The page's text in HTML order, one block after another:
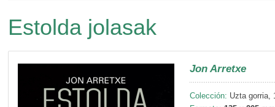
Estolda jolasak
Jon Arretxe
Colección: Uzta gorria,